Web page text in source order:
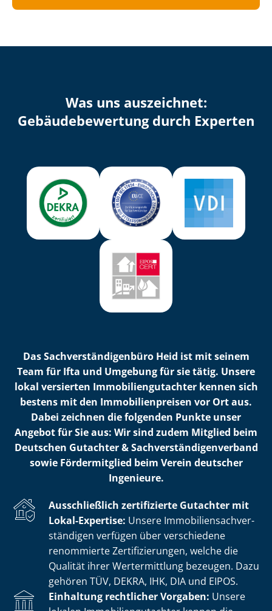
Was uns auszeichnet:
Ge­bäu­de­be­wer­tung durch Experten
Das Sach­ver­stän­di­gen­bü­ro Heid ist mit seinem
Team für Ifta und Umgebung für sie tätig. Unsere
lokal versierten Im­mo­bi­li­en­gut­ach­ter kennen sich
bestens mit den Im­mo­bi­li­en­prei­sen vor Ort aus.
Dabei zeichnen die folgenden Punkte unser
Angebot für Sie aus: Wir sind zudem Mitglied beim
Deutschen Gutachter & Sach­ver­stän­di­gen­ver­band
sowie Fördermitglied beim Verein deutscher
Ingenieure.
Ausschließlich zertifizierte Gutachter mit
Lokal-Expertise: Unsere Im­mo­bi­li­en­sach­ver­
stän­di­gen verfügen über verschiedene
renommierte Zer­ti­fi­zie­run­gen, welche die
Qualität ihrer Wertermittlung bezeugen. Dazu
gehören TÜV, DEKRA, IHK, DIA und EIPOS.
Einhaltung rechtlicher Vorgaben: Unsere